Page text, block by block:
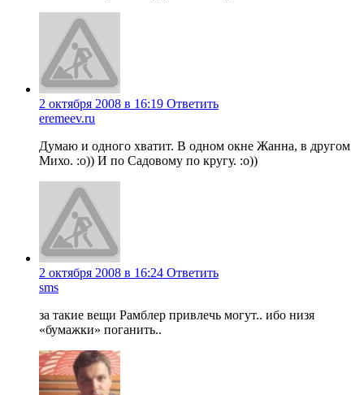
2 октября 2008 в 16:19 Ответить
eremeev.ru
Думаю и одного хватит. В одном окне Жанна, в другом
Михо. :о)) И по Садовому по кругу. :о))
2 октября 2008 в 16:24 Ответить
sms
за такие вещи Рамблер привлечь могут.. ибо низя
«бумажки» поганить..